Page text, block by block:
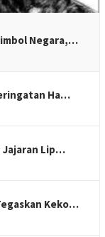
Negara,…
Ha…
Jajaran Lip…
Keko…